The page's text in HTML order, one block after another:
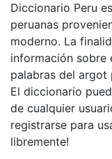
Diccionario Peru
peruanas
moderno. La
información sobre
palabras del argot
El diccionario
de cualquier
registrarse para
libremente!